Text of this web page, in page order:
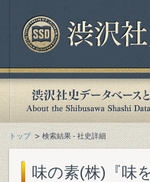
トップ 検索結果 - 社史詳細
味の素(株)『味